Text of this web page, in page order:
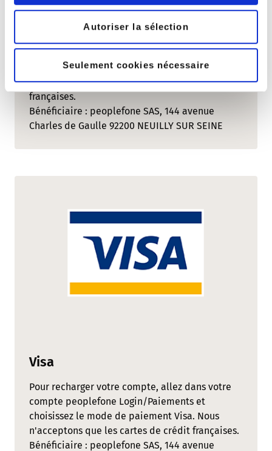
Autoriser la sélection
Seulement cookies nécessaire
Mastercard
compte peoplefone Login/Paiements et
choisissez le mode de paiement Mastercard.
Nous n'acceptons que les cartes de crédit
françaises.
Bénéficiaire : peoplefone SAS, 144 avenue
Charles de Gaulle 92200 NEUILLY SUR SEINE
Visa
Pour recharger votre compte, allez dans votre
compte peoplefone Login/Paiements et
choisissez le mode de paiement Visa. Nous
n'acceptons que les cartes de crédit françaises.
Bénéficiaire : peoplefone SAS, 144 avenue